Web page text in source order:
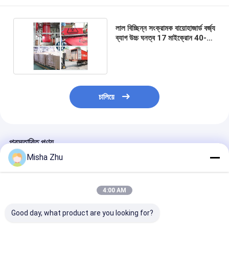
লাল বিচ্ছিন্ন সংক্রামক বায়োহাজার্ড বর্জ্য
ব্যাগ উচ্চ ঘনত্ব 17 মাইক্রোন 40-
চালিয়ে
প্রস্তাবিত পণ্য
Misha Zhu
4:00 AM
Good day, what product are you looking for?